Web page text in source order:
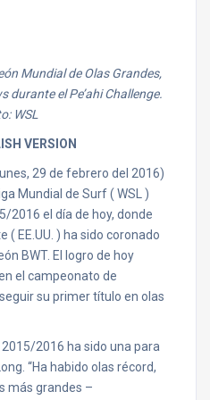
Mundial de Olas Grandes,
durante el Pe’ahi Challenge.
WSL
VERSION
29 de febrero del 2016)
Mundial de Surf ( WSL )
2016 el día de hoy, donde
( EE.UU. ) ha sido coronado
BWT. El logro de hoy
el campeonato de
su primer título en olas
2016 ha sido una para
“Ha habido olas récord,
más grandes –